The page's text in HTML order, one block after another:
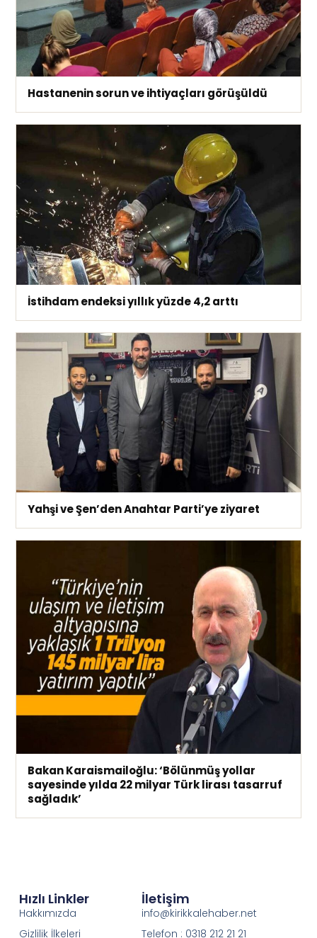
Hastanenin sorun ve ihtiyaçları görüşüldü
İstihdam endeksi yıllık yüzde 4,2 arttı
Yahşi ve Şen’den Anahtar Parti’ye ziyaret
Bakan Karaismailoğlu: ‘Bölünmüş yollar
sayesinde yılda 22 milyar Türk lirası tasarruf
sağladık’
Hızlı Linkler
Hakkımızda
Gizlilik İlkeleri
İletişim
info@kirikkalehaber.net
Telefon : 0318 212 21 21